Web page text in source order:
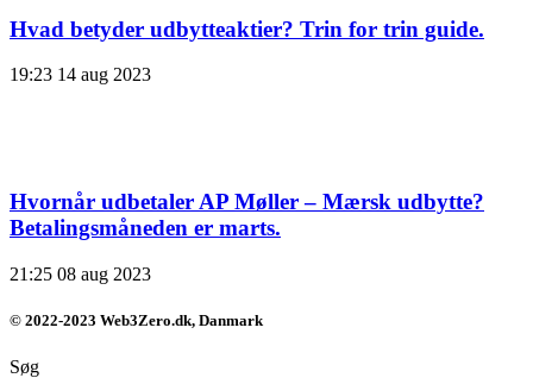
Hvad betyder udbytteaktier? Trin for trin guide.
19:23 14 aug 2023
Hvornår udbetaler AP Møller – Mærsk udbytte?
Betalingsmåneden er marts.
21:25 08 aug 2023
© 2022-2023 Web3Zero.dk, Danmark
Søg